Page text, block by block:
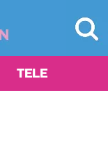
TELE